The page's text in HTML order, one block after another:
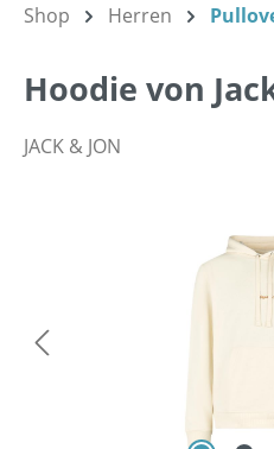
Shop Herren
Hoodie von
JACK & JON